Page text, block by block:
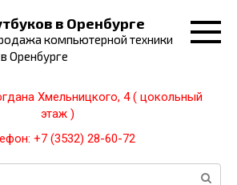
в Оренбурге
компьютерной техники
в Оренбурге
Хмельницкого, 4 ( цокольный
этаж )
+7 (3532) 28-60-72